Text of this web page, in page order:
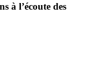
à l’écoute des